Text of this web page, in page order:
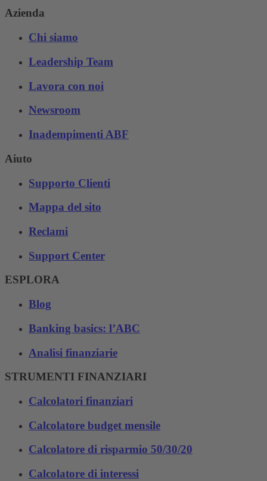
Azienda
Chi siamo
Leadership Team
Lavora con noi
Newsroom
Inadempimenti ABF
Aiuto
Supporto Clienti
Mappa del sito
Reclami
Support Center
ESPLORA
Blog
Banking basics: l’ABC
Analisi finanziarie
STRUMENTI FINANZIARI
Calcolatori finanziari
Calcolatore budget mensile
Calcolatore di risparmio 50/30/20
Calcolatore di interessi